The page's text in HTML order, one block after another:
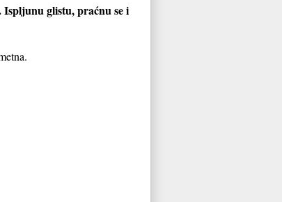
Ispljunu glistu, praćnu se i